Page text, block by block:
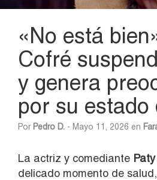
«No está
Cofré
y genera
por su estado
Por Pedro D. - Mayo 11, 2026 en
La actriz y comediante
delicado momento de